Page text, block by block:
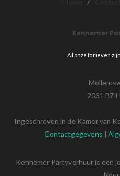
Kennemer
Al onze tarieven zijn
2031 BZ
Ingeschreven in de Kamer van
Contactgegevens |
Kennemer Partyverhuur is een
/